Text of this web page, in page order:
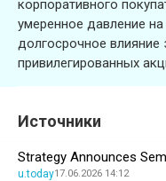
корпоративного
умеренное давление
долгосрочное влияние
привилегированных
Источники
Strategy Announces
u.today17.06.2026 14:12